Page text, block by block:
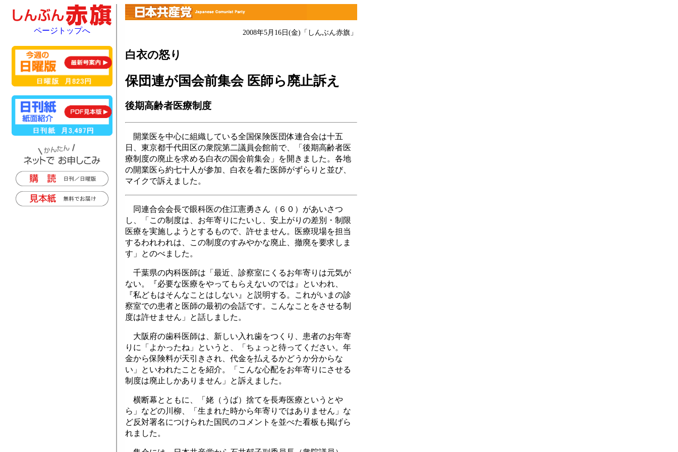
2008年5月16日(金) 「しんぶん赤旗」
白衣の怒り
保団連が国会前集会 医師ら廃止訴え
後期高齢者医療制度
開業医を中心に組織している全国保険医団体連合会は十五
日、東京都千代田区の衆院第二議員会館前で、「後期高齢者医
療制度の廃止を求める白衣の国会前集会」を開きました。各地
の開業医ら約七十人が参加、白衣を着た医師がずらりと並び、
マイクで訴えました。
同連合会会長で眼科医の住江憲勇さん（６０）があいさつ
し、「この制度は、お年寄りにたいし、安上がりの差別・制限
医療を実施しようとするもので、許せません。医療現場を担当
するわれわれは、この制度のすみやかな廃止、撤廃を要求しま
す」とのべました。
千葉県の内科医師は「最近、診察室にくるお年寄りは元気が
ない。『必要な医療をやってもらえないのでは』といわれ、
『私どもはそんなことはしない』と説明する。これがいまの診
察室での患者と医師の最初の会話です。こんなことをさせる制
度は許せません」と話しました。
大阪府の歯科医師は、新しい入れ歯をつくり、患者のお年寄
りに「よかったね」というと、「ちょっと待ってください。年
金から保険料が天引きされ、代金を払えるかどうか分からな
い」といわれたことを紹介。「こんな心配をお年寄りにさせる
制度は廃止しかありません」と訴えました。
横断幕とともに、「姥（うば）捨てを長寿医療というとや
ら」などの川柳、「生まれた時から年寄りではありません」な
ど反対署名につけられた国民のコメントを並べた看板も掲げら
れました。
ページトップへ